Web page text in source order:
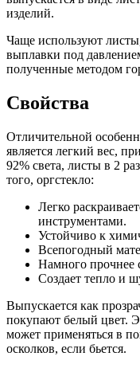
изделий.
Чаще используют
выплавки под
полученные методом
Свойства
Отличительной
является легкий вес,
92% света, листы в 2
того, оргстекло:
Легко
инструментами.
Устойчиво к
Всепогодный
Намного прочнее
Создает тепло и
Выпускается как
покупают белый цвет.
может применяться в
осколков, если бьется.